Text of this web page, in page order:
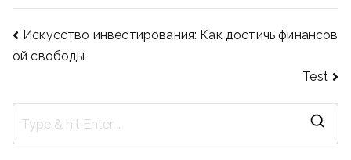
Post
navigation
Искусство инвестирования: Как достичь финансов
ой свободы
Test